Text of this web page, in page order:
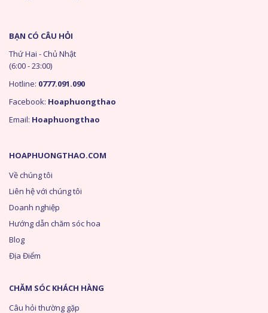
HOAPHUONGTHAO.COM
Về chúng tôi
Liên hệ với chúng tôi
Doanh nghiệp
Hướng dẫn chăm sóc hoa
Blog
Địa Điểm
CHĂM SÓC KHÁCH HÀNG
Câu hỏi thường gặp
BẠN CÓ CÂU HỎI
Thứ Hai - Chủ Nhật
(6:00 - 23:00)
Hotline: 0777.091.090
Facebook: Hoaphuongthao
Email: Hoaphuongthao